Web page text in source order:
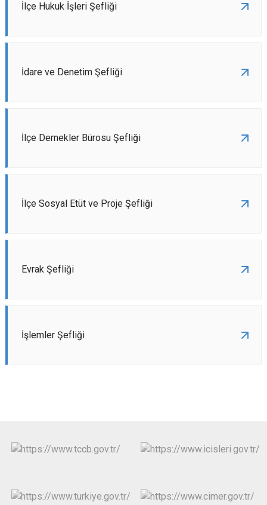
İlçe Hukuk İşleri Şefliği
İdare ve Denetim Şefliği
İlçe Dernekler Bürosu Şefliği
İlçe Sosyal Etüt ve Proje Şefliği
Evrak Şefliği
İşlemler Şefliği